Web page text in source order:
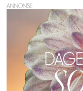
ANNONSE